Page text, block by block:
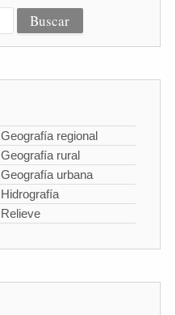
Geografía regional
Geografía rural
Geografía urbana
Hidrografía
Relieve